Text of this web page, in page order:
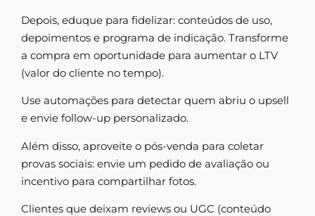
Depois, eduque para fidelizar: conteúdos de uso,
depoimentos e programa de indicação. Transforme
a compra em oportunidade para aumentar o LTV
(valor do cliente no tempo).
Use automações para detectar quem abriu o upsell
e envie follow-up personalizado.
Além disso, aproveite o pós-venda para coletar
provas sociais: envie um pedido de avaliação ou
incentivo para compartilhar fotos.
Clientes que deixam reviews ou UGC (conteúdo